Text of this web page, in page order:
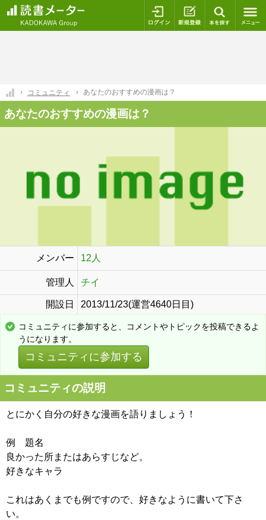
ログイン 新規登録
コミュニティ あなたのおすすめの漫画は？
あなたのおすすめの漫画は？
メンバー 12人
管理人 チイ
開設日 2013/11/23(運営4640日目)
コミュニティに参加すると、コメントやトピックを投稿できるよ
うになります。
コミュニティに参加する
コミュニティの説明
とにかく自分の好きな漫画を語りましょう！
例 題名
良かった所またはあらすじなど。
好きなキャラ
これはあくまでも例ですので、好きなように書いて下さ
い。